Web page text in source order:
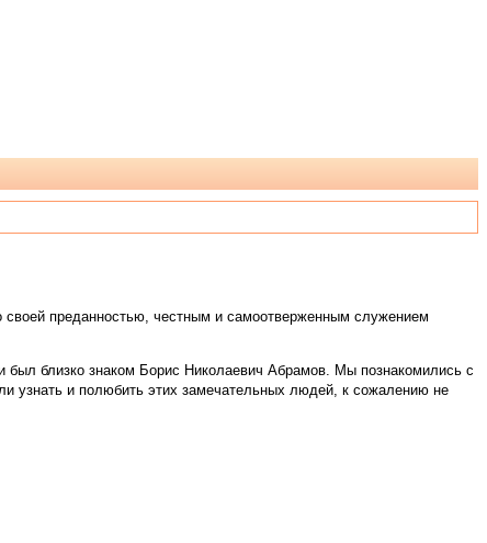
преданностью, честным и самоотверженным служением
близко знаком Борис Николаевич Абрамов. Мы познакомились с
узнать и полюбить этих замечательных людей, к сожалению не